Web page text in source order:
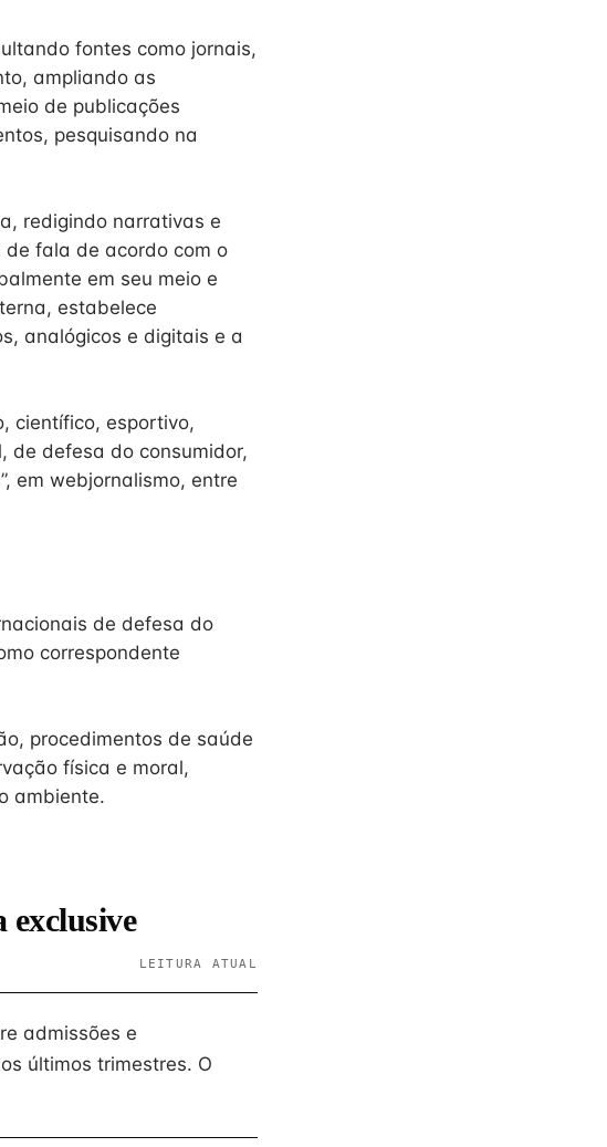
fontes como jornais,
ampliando as
de publicações
pesquisando na
redigindo narrativas e
de fala de acordo com o
em seu meio e
estabelece
analógicos e digitais e a
científico, esportivo,
de defesa do consumidor,
em webjornalismo, entre
de defesa do
correspondente
procedimentos de saúde
física e moral,
ambiente.
exclusive
LEITURA ATUAL
admissões e
últimos trimestres. O